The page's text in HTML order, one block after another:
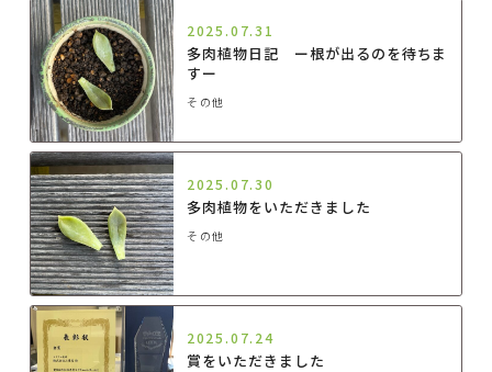
2025.07.31
多肉植物日記 ー根が出るのを待ちま
すー
その他
2025.07.30
多肉植物をいただきました
その他
2025.07.24
賞をいただきました